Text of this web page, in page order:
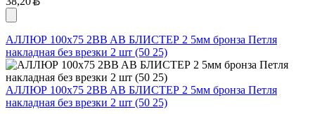
АЛЛЮР 100х75 2BB AB БЛИСТЕР 2 5мм бронза Петля
накладная без врезки 2 шт (50 25)
АЛЛЮР 100х75 2BB AB БЛИСТЕР 2 5мм бронза Петля
накладная без врезки 2 шт (50 25)